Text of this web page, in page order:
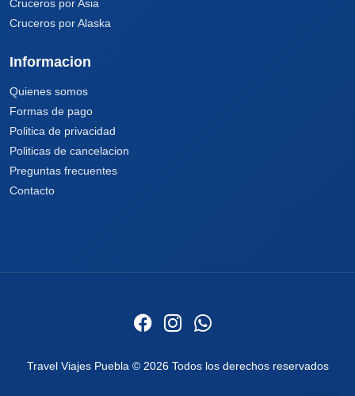
Cruceros por Asia
Cruceros por Alaska
Informacion
Quienes somos
Formas de pago
Politica de privacidad
Politicas de cancelacion
Preguntas frecuentes
Contacto
Travel Viajes Puebla © 2026 Todos los derechos reservados